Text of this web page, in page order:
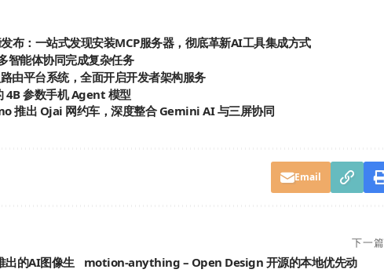
布：一站式发现安装MCP服务器，彻底革新AI工具集成方式
智能体协同完成复杂任务
由平台系统，全面开启开发者架构服务
4B 参数手机 Agent 模型
推出 Ojai 网约车，深度整合 Gemini AI 与三屏协同
Email
出的AI图像生
下一篇
motion-anything – Open Design 开源的本地优先动